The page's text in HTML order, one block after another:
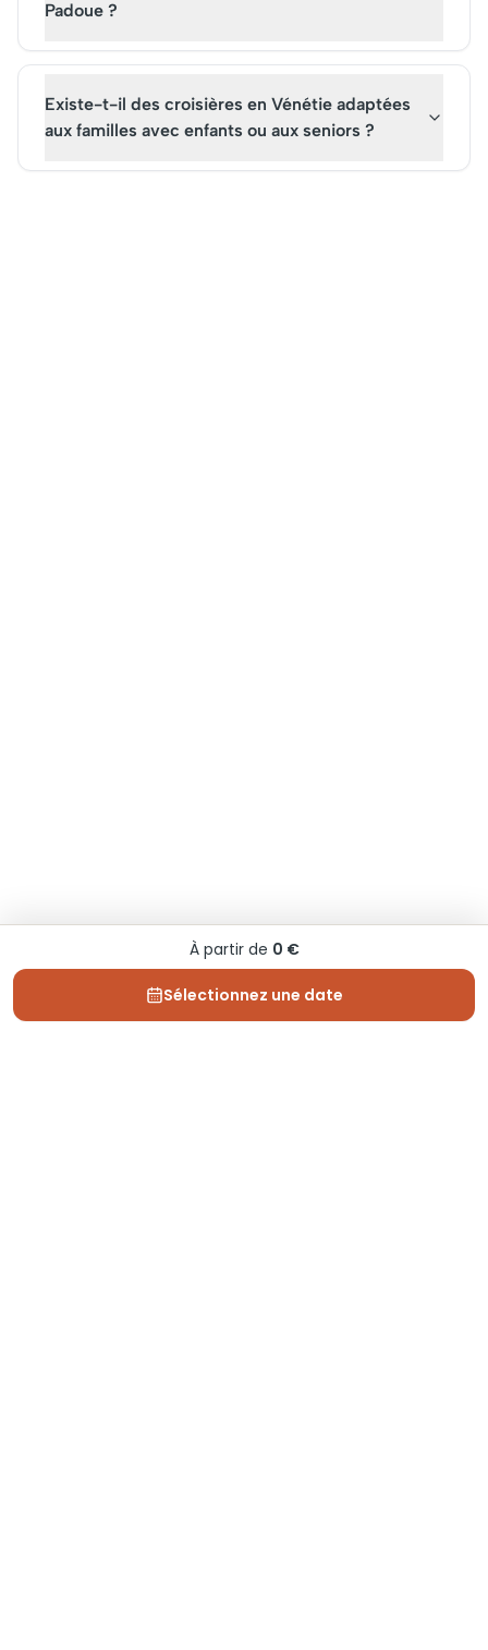
Padoue ?
Existe-t-il des croisières en Vénétie adaptées
aux familles avec enfants ou aux seniors ?
À partir de 0 €
Sélectionnez une date